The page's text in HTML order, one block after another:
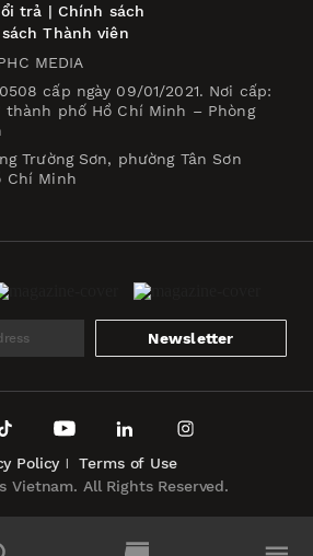
trả | Chính sách
Thành viên
MEDIA
cấp ngày 09/01/2021. Nơi cấp:
thành phố Hồ Chí Minh – Phòng
Trường Sơn, phường Tân Sơn
Chí Minh
Newsletter
Vietnam. All Rights Reserved.
Policy Terms of Use